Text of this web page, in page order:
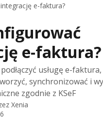
e-faktura?
e-faktura?
usługę e-
synchronizować i
zgodnie z KSeF
Xenia